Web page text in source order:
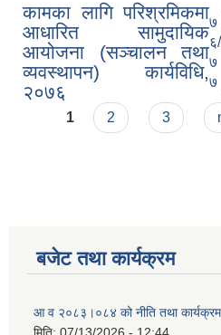
कामका लागि परिश्रमिकमा
आधारित सामुदायिक
आयोजना (सञ्चालन तथा
व्यवस्थापन) कार्यविधि,
२०७६
७
६/
७
७
Pages
1 2 3
बजेट तथा कार्यक्रम
आ व २०८३।०८४ को नीति तथा कार्यक्रम